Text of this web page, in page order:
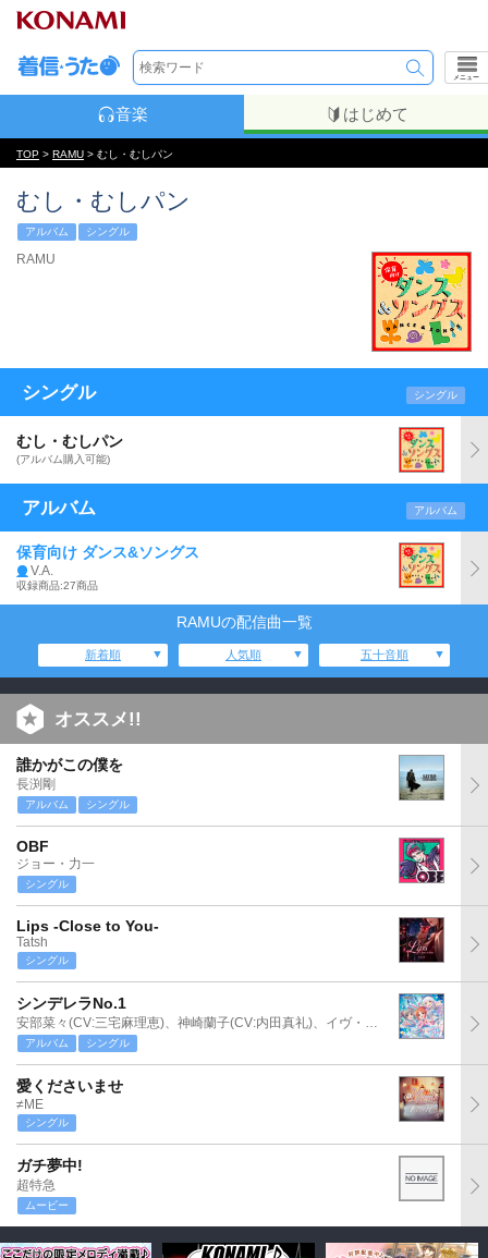
メニュー
音楽 はじめて
TOP > RAMU > むし・むしパン
むし・むしパン
アルバム シングル
RAMU
シングル シングル
むし・むしパン
(アルバム購入可能)
アルバム アルバム
保育向け ダンス&ソングス
V.A.
収録商品:27商品
RAMUの配信曲一覧
新着順 人気順 五十音順
オススメ!!
誰かがこの僕を
長渕剛
アルバム シングル
OBF
ジョー・力一
シングル
Lips -Close to You-
Tatsh
シングル
シンデレラNo.1
安部菜々(CV:三宅麻理恵)、神崎蘭子(CV:内田真礼)、イヴ・サンタクロース(CV:松永あかね)
アルバム シングル
愛くださいませ
≠ME
シングル
ガチ夢中!
超特急
ムービー